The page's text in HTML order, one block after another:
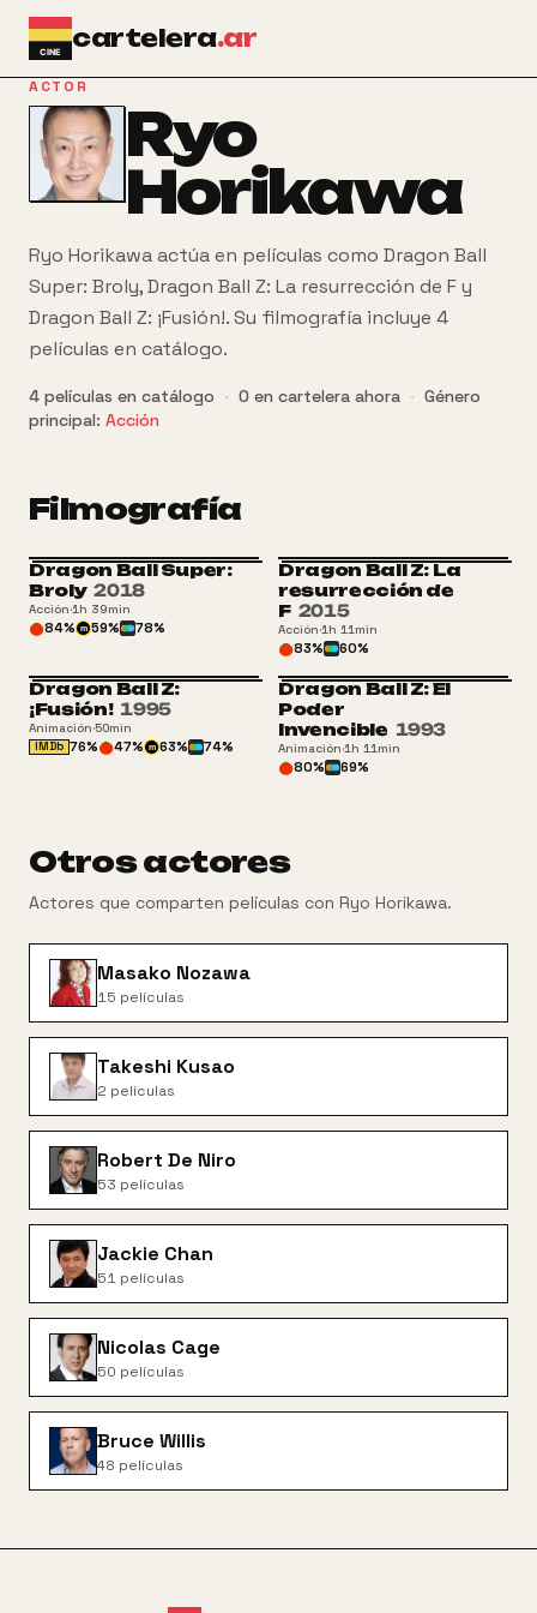
Ir al contenido principal
cartelera.ar
ACTOR
Ryo
Horikawa
Ryo Horikawa actúa en películas como Dragon Ball
Super: Broly, Dragon Ball Z: La resurrección de F y
Dragon Ball Z: ¡Fusión!. Su filmografía incluye 4
películas en catálogo.
4 películas en catálogo · 0 en cartelera ahora · Género
principal: Acción
Filmografía
Dragon Ball Super:
Broly 2018
Acción·1h 39min
84% m 59% 78%
Dragon Ball Z: La
resurrección de
F 2015
Acción·1h 11min
83% 60%
Dragon Ball Z:
¡Fusión! 1995
Animación·50min
IMDb 76% 47% m 63% 74%
Dragon Ball Z: El
Poder
Invencible 1993
Animación·1h 11min
80% 69%
Otros actores
Actores que comparten películas con Ryo Horikawa.
Masako Nozawa
15 películas
Takeshi Kusao
2 películas
Robert De Niro
53 películas
Jackie Chan
51 películas
Nicolas Cage
50 películas
Bruce Willis
48 películas